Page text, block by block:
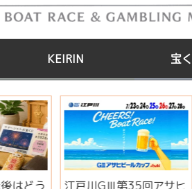
KEIRIN 宝
江戸川GⅢ第35回アサヒ 【2026